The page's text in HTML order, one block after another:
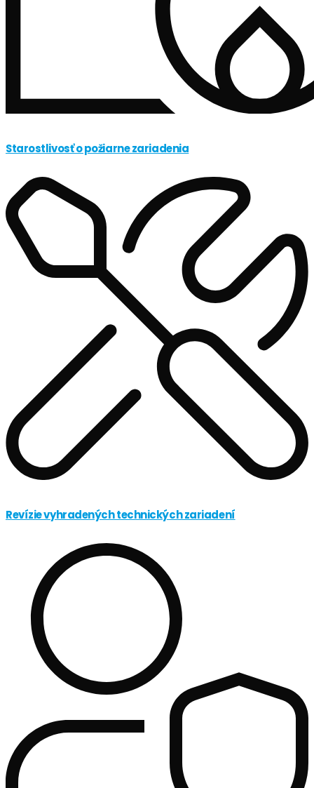
Starostlivosť o požiarne zariadenia
Revízie vyhradených technických zariadení